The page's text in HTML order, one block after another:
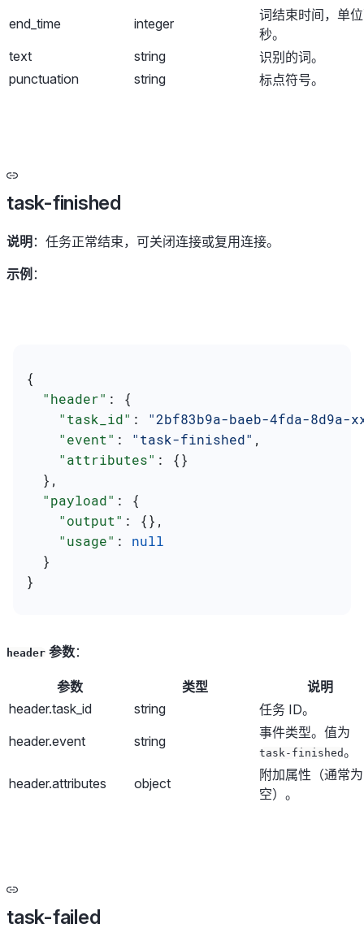
end_time
integer
词结束时间，单
秒。
text
string
识别的词。
punctuation
string 标点符号。
task-finished
说明 ：任务正常结束，可关闭连接或复用连接。
示例 ：
{
  "header"
: {
    "task_id"
: "2bf83b9a-baeb-4fda-8d9a-
    "event"
: "task-finished" ,
    "attributes"
: {}
  },
  "payload"
: {
    "output"
: {},
    "usage"
: null
  }
}
header 参数：
参数 类型
说明
header.task_id
string
任务 ID。
header.event
string
事件类型。值为
task-finished。
header.attributes
object
附加属性（通常为
空）。
task-failed